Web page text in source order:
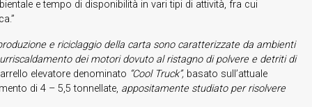
e tempo di disponibilità in vari tipi di attività, fra cui
e riciclaggio della carta sono caratterizzate da ambienti
dei motori dovuto al ristagno di polvere e detriti di
elevatore denominato “Cool Truck”,basato sull’attuale
di 4 – 5,5 tonnellate, appositamente studiato per risolvere